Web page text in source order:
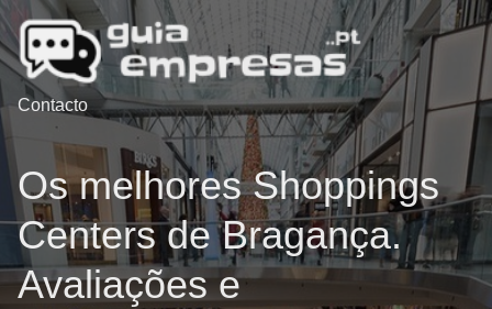
Contacto
Os melhores Shoppings
Centers de Bragança.
Avaliações e